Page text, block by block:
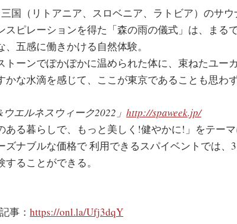
国（リトアニア、スロベニア、ラトビア）のサ
スピレーションを得た「森の雨の儀式」は、まる
、五感に働きかける自然体験。
トーンでぽかぽかに温められた体に、束ねたユー
かな水滴を感じて、ここが東京であることも思わ
ウエルネスウィーク2022」 http://spaweek.jp/
ある暮らしで、もっと美しく!健やかに!」をテー
ズナブルな価格で 利用できるスパイベントでは、
することができる。
事： https://onl.la/Ufj3dqY